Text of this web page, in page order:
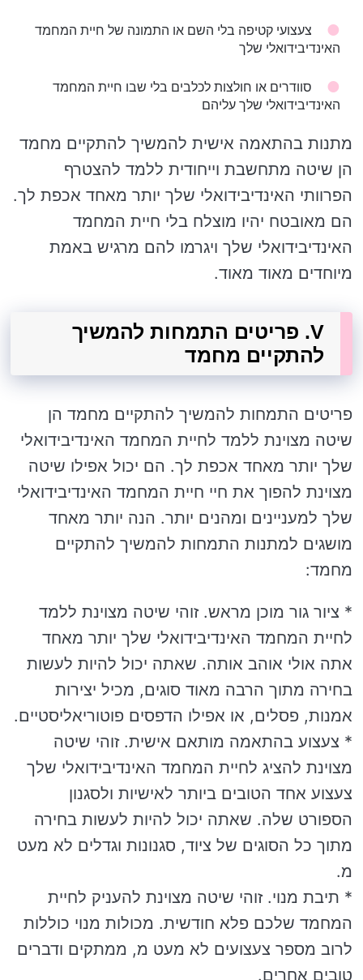
צעצועי קטיפה בלי השם או התמונה של חיית המחמד
האינדיבידואלי שלך
סוודרים או חולצות לכלבים בלי שבו חיית המחמד
האינדיבידואלי שלך עליהם
מתנות בהתאמה אישית להמשיך להתקיים מחמד
הן שיטה מתחשבת וייחודית ללמד להצטרף
הפרוותי האינדיבידואלי שלך יותר מאחד אכפת לך.
הם מאובטח יהיו מוצלח בלי חיית המחמד
האינדיבידואלי שלך ויגרמו להם מרגיש באמת
מיוחדים מאוד מאוד.
V. פריטים התמחות להמשיך
להתקיים מחמד
פריטים התמחות להמשיך להתקיים מחמד הן
שיטה מצוינת ללמד לחיית המחמד האינדיבידואלי
שלך יותר מאחד אכפת לך. הם יכול אפילו שיטה
מצוינת להפוך את חיי חיית המחמד האינדיבידואלי
שלך למעניינים ומהנים יותר. הנה יותר מאחד
מושגים למתנות התמחות להמשיך להתקיים
מחמד:
* ציור גור מוכן מראש. זוהי שיטה מצוינת ללמד
לחיית המחמד האינדיבידואלי שלך יותר מאחד
אתה אולי אוהב אותה. שאתה יכול להיות לעשות
בחירה מתוך הרבה מאוד סוגים, מכיל יצירות
אמנות, פסלים, או אפילו הדפסים פוטוריאליסטיים.
* צעצוע בהתאמה מותאם אישית. זוהי שיטה
מצוינת להציג לחיית המחמד האינדיבידואלי שלך
צעצוע אחד הטובים ביותר לאישיות ולסגנון
הספורט שלה. שאתה יכול להיות לעשות בחירה
מתוך כל הסוגים של ציוד, סגנונות וגדלים לא מעט
מ.
* תיבת מנוי. זוהי שיטה מצוינת להעניק לחיית
המחמד שלכם פלא חודשית. מכולות מנוי כוללות
לרוב מספר צעצועים לא מעט מ, ממתקים ודברים
טובים אחרים.